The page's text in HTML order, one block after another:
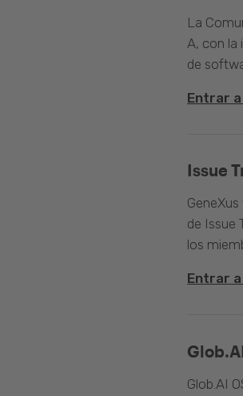
La
A, con la
de
Entrar
Issue
de Issue
los
Entrar
Glob.AI